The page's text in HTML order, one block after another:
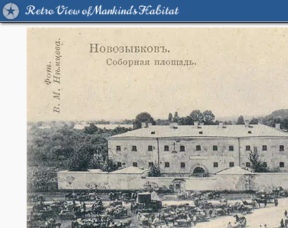
Retro View of Mankind's Habitat